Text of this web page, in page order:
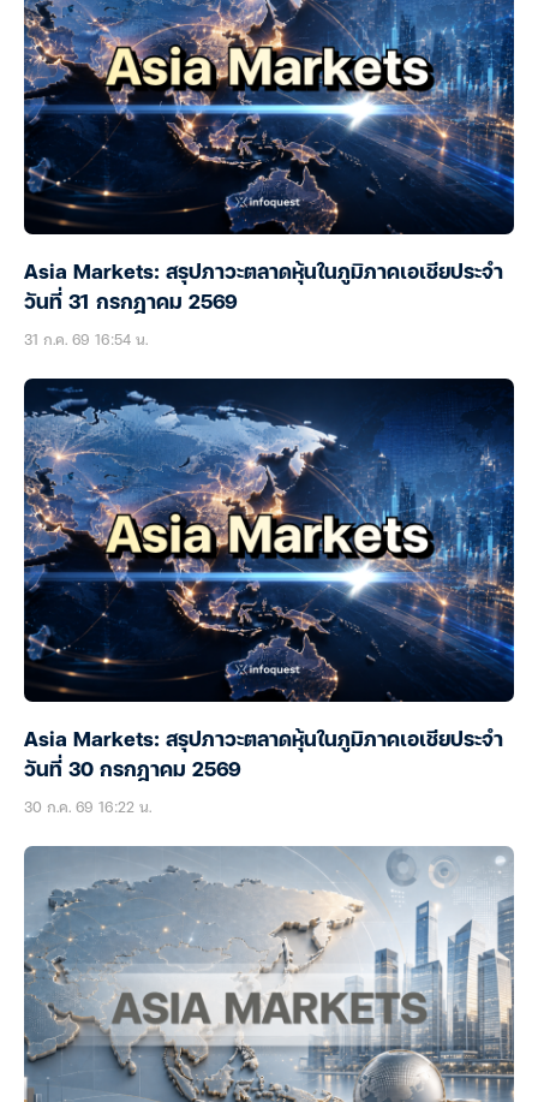
Asia Markets: สรุปภาวะตลาดหุ้นในภูมิภาคเอเชียประจำ
วันที่ 31 กรกฎาคม 2569
31 ก.ค. 69 16:54 น.
Asia Markets: สรุปภาวะตลาดหุ้นในภูมิภาคเอเชียประจำ
วันที่ 30 กรกฎาคม 2569
30 ก.ค. 69 16:22 น.